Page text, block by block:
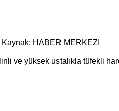
Kaynak: HABER MERKEZI